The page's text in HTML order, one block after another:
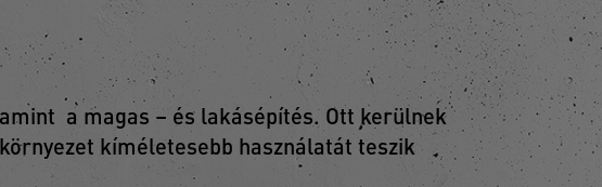
a magas – és lakásépítés. Ott kerülnek
kíméletesebb használatát teszik